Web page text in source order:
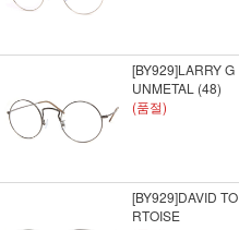
[BY929]LARRY G
UNMETAL (48)
(품절)
[BY929]DAVID TO
RTOISE